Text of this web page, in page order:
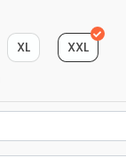
XXL
XL